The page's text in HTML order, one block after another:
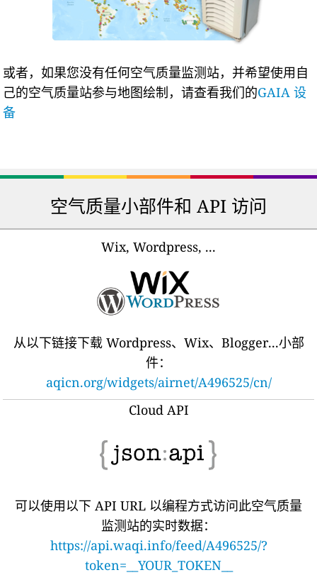
或者，如果您没有任何空气质量监测站，并希望使用自
己的空气质量站参与地图绘制，请查看我们的GAIA 设
备
空气质量小部件和 API 访问
Wix, Wordpress, ...
从以下链接下载 Wordpress、Wix、Blogger...小部
件：
aqicn.org/widgets/airnet/A496525/cn/
Cloud API
可以使用以下 API URL 以编程方式访问此空气质量
监测站的实时数据：
https://api.waqi.info/feed/A496525/?
token=__YOUR_TOKEN__